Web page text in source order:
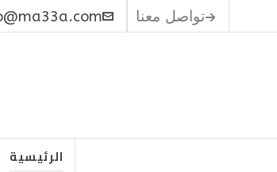
تواصل معنا
الرئيسية